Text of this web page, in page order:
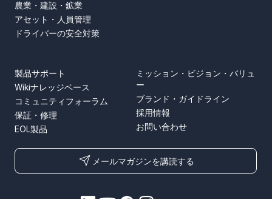
農業・建設・鉱業
アセット・人員管理
ドライバーの安全対策
ミッション・ビジョン・バリュ
ー
ブランド・ガイドライン
採用情報
お問い合わせ
製品サポート
Wikiナレッジベース
コミュニティフォーラム
保証・修理
EOL製品
メールマガジンを講読する